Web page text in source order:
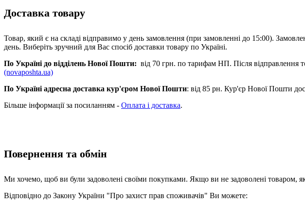
Доставка товару
Товар, який є на складі відправимо у день замовлення (при замовленні до 15:00).
день. Виберіть зручний для Вас спосіб доставки товару по Україні.
По Україні до відділень Нової Пошти: від 70 грн. по тарифам НП. Після відправлення
(novaposhta.ua)
По Україні адресна доставка кур'єром Нової Пошти: від 85 рн. Кур'єр Нової Пошти
Більше інформації за посиланням - Оплата і доставка.
Повернення та обмін
Ми хочемо, щоб ви були задоволені своїми покупками. Якщо ви не задоволені
Відповідно до Закону України "Про захист прав споживачів" Ви можете: